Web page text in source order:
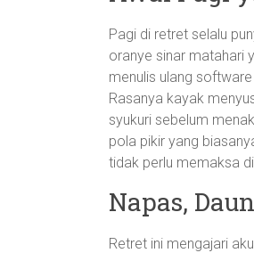
Pagi di retret selalu
oranye sinar matahari
menulis ulang
Rasanya kayak
syukuri sebelum
pola pikir yang
tidak perlu memaksa
Napas,
Retret ini mengajari